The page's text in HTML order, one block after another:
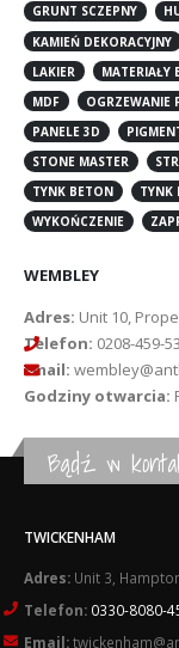
GRUNT SCZEPNY
KAMIEŃ DEKORACYJNY
LAKIER
MATERIAŁY
MDF
OGRZEWANIE
PANELE 3D
STONE MASTER
TYNK BETON
TYNK
WYKOŃCZENIE
WEMBLEY
Adres: Unit 10,
Telefon: 0208-459-
Email:
Godziny otwarcia:
Bądź w
TWICKENHAM
Adres: Unit 3,
Telefon: 0330-8080-
Email: